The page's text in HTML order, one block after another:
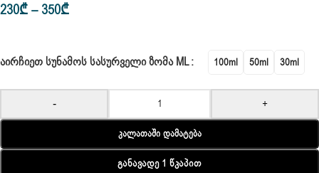
230₾– 350₾
ᲐᲘᲠᲩᲘᲔᲗ ᲡᲣᲜᲐᲛᲝᲡ ᲡᲐᲡᲣᲠᲕᲔᲚᲘ ᲖᲝᲛᲐ ML 100ml 50ml 30ml
- +
Კალათაში Დამატება
Განავადე 1 Წკაპით